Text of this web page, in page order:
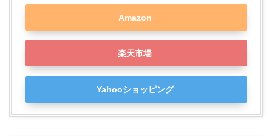
Amazon
楽天市場
Yahooショッピング